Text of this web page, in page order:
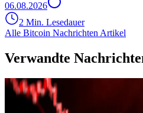
06.08.2026
2 Min. Lesedauer
Alle Bitcoin Nachrichten Artikel
Verwandte